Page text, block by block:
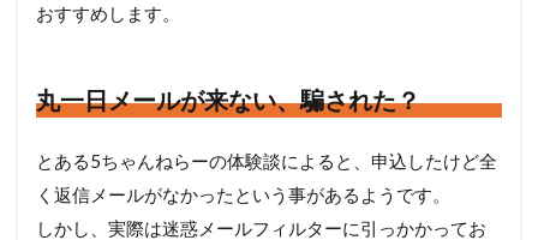
おすすめします。
丸一日メールが来ない、騙された？
とある5ちゃんねらーの体験談によると、申込したけど全
く返信メールがなかったという事があるようです。
しかし、実際は迷惑メールフィルターに引っかかってお